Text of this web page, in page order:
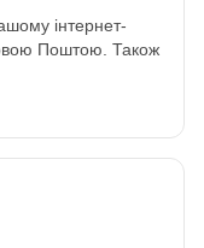
інтернет-
Поштою. Також